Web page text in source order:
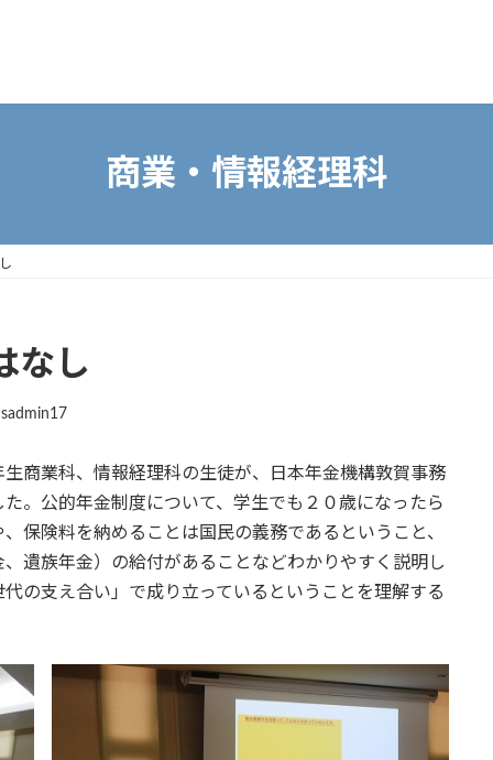
商業・情報経理科
なし
商業科、情報経理科の生徒が、日本年金機構敦賀事務
。公的年金制度について、学生でも２０歳になったら
保険料を納めることは国民の義務であるということ、
遺族年金）の給付があることなどわかりやすく説明し
の支え合い」で成り立っているということを理解する